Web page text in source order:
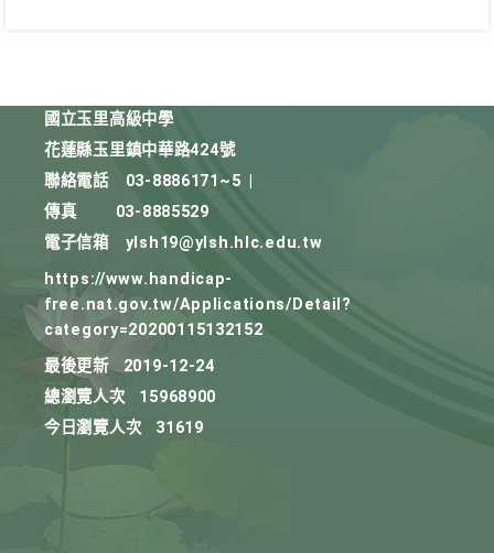
國立玉里高級中學
花蓮縣玉里鎮中華路424號
聯絡電話
03-8886171~5
傳真
03-8885529
電子信箱
ylsh19@ylsh.hlc.edu.tw
https://www.handicap-
free.nat.gov.tw/Applications/Detail?
category=20200115132152
最後更新
2019-12-24
總瀏覽人次
15968900
今日瀏覽人次
31619